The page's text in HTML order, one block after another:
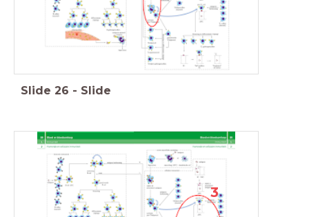
Slide 26 - Slide
3